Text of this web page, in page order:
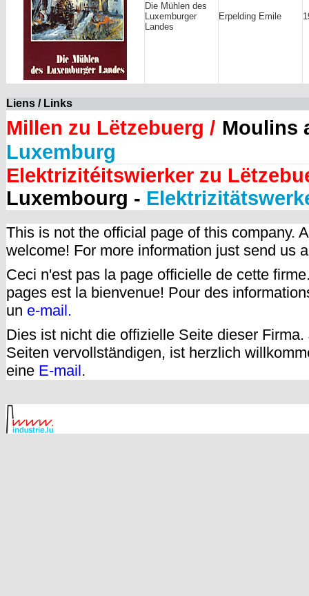
Die Mühlen des
Luxemburger
Landes
Erpelding Emile
Liens / Links
Millen zu Lëtzebuerg / Moulins
Luxemburg
Elektrizitéitswierker zu
Luxembourg -
This is not the official page of this company.
welcome! For more information just send us
Ceci n'est pas la page officielle de cette
pages est la bienvenue! Pour des
un e-mail.
Dies ist nicht die offizielle Seite dieser
Seiten vervollständigen, ist herzlich
eine E-mail .